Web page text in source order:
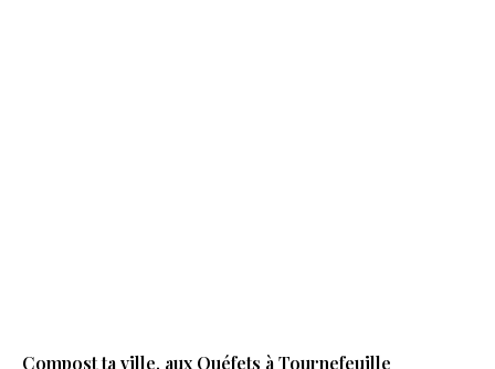
Compost ta ville, aux Quéfets à Tournefeuille